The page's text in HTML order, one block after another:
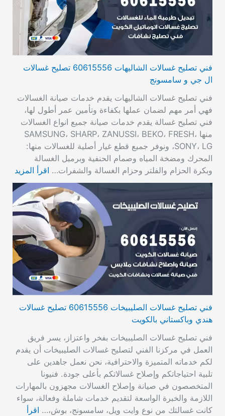
فني تصليح غسالات الشاليهات 60615556 تصليح غسالات
ال جي و سامسونج
فني تصليح غسالات الشاليهات يقدم خدمات صيانة الغسالات
فهي أمر مهم لضمان عملها بكفاءة وتأمين عمر أطول لها،
فني تصليح غسالة يقدم خدمات صيانة جميع انواع الغسالات
منها SAMSUNG، SHARP، ZANUSSI، BEKO، FRESH،
SONY، LG، ونوفر جميع قطع غيار أصلية للغسالات منها:
المحرك ومضخة المياه وصمام الحنفية وبرميل الغسالة
وبكرة الحزام والفلتر وحزام الغسالة والشفرات… اقرأ المزيد
فني تصليح غسالات الصليبيخات 60615556 تصليح غسالات
هندي وباكستاني بالكويت
فني تصليح غسالات الصليبيخات بفخر واعتزاز، يسر فريق
العمل في مركزنا الفني لتصليح غسالات الصليبيخات أن يقدم
لكم خدماته المتميزة والاحترافية، نحن نعمل جاهدين على
تلبية احتياجاتكم وإصلاح غسالاتكم بأعلى جودة. فنيونا
المتخصصون في صيانة وإصلاح الغسالات مجهزون بالمهارات
اللازمة والخبرة الواسعة لتقديم خدمات شاملة وفعالة، سواء
كانت غسالتك من نوع وايت ويل، سامسونج، بوش،… اقرأ